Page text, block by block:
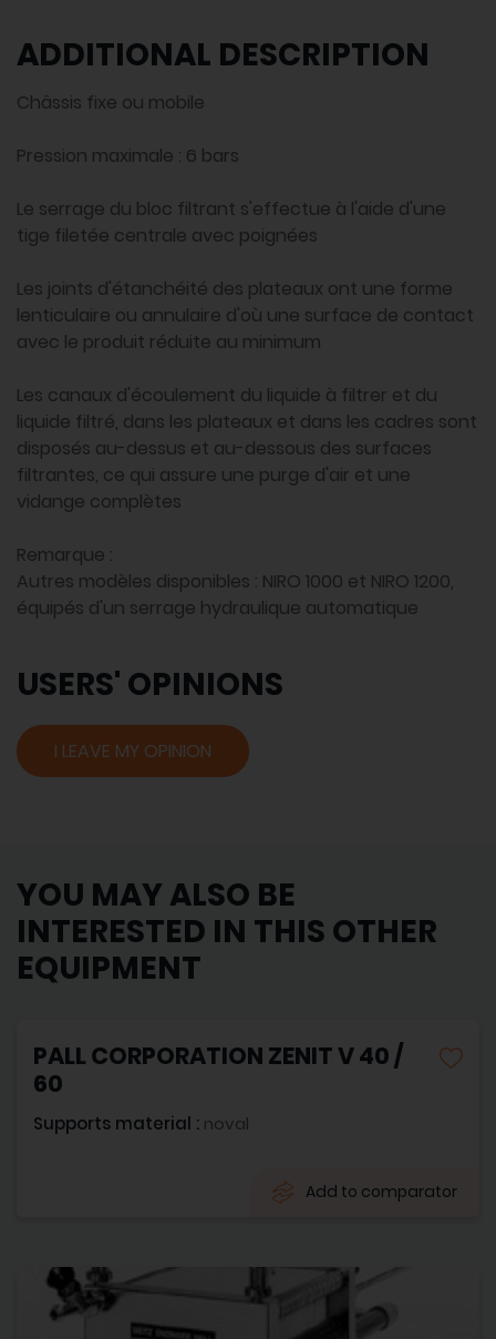
ADDITIONAL DESCRIPTION
Châssis fixe ou mobile
Pression maximale : 6 bars
Le serrage du bloc filtrant s'effectue à l'aide d'une
tige filetée centrale avec poignées
Les joints d'étanchéité des plateaux ont une forme
lenticulaire ou annulaire d'où une surface de contact
avec le produit réduite au minimum
Les canaux d'écoulement du liquide à filtrer et du
liquide filtré, dans les plateaux et dans les cadres sont
disposés au-dessus et au-dessous des surfaces
filtrantes, ce qui assure une purge d'air et une
vidange complètes
Remarque :
Autres modèles disponibles : NIRO 1000 et NIRO 1200,
équipés d'un serrage hydraulique automatique
USERS' OPINIONS
I LEAVE MY OPINION
YOU MAY ALSO BE
INTERESTED IN THIS OTHER
EQUIPMENT
PALL CORPORATION ZENIT V 40 /
60
Supports material : noval
Add to comparator